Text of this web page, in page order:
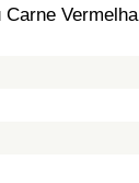
Vermelha
País